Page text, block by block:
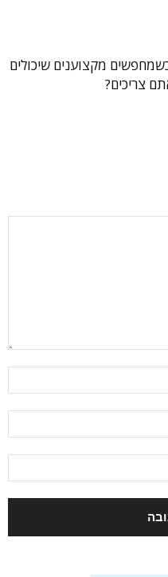
מקצוענים שיכולים
צריכים?